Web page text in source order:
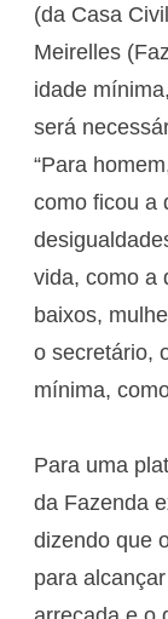
(da Casa
Meirelles
idade
será
“Para
como ficou a
vida, como a
baixos,
o secretário,
mínima,
Para uma
da Fazenda
dizendo que
para